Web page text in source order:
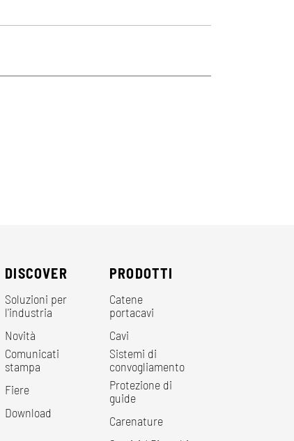
DISCOVER
Soluzioni per
l'industria
Novità
Comunicati
stampa
Fiere
Download
PRODOTTI
Catene
portacavi
Cavi
Sistemi di
convogliamento
Protezione di
guide
Carenature